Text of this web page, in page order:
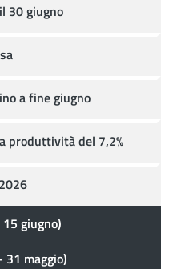
30 giugno
a fine giugno
produttività del 7,2%
giugno)
maggio)